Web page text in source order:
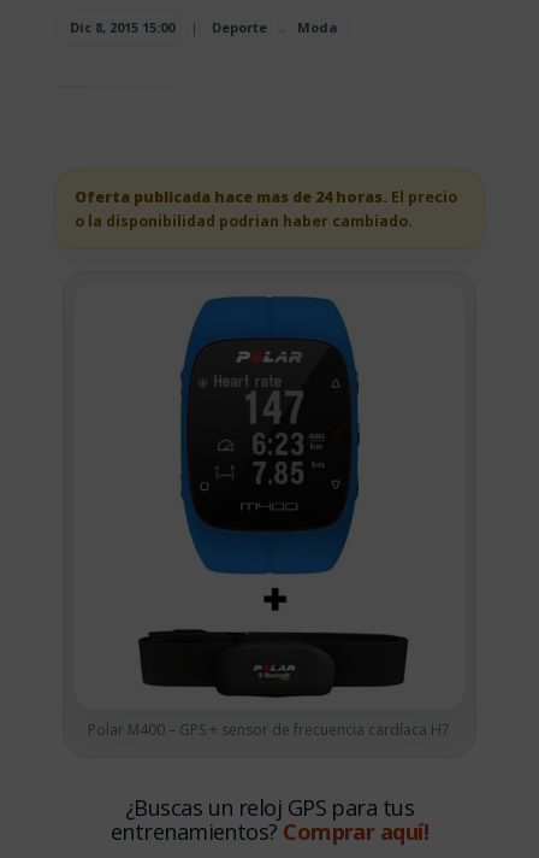
Dic 8, 2015 15:00 | Deporte , Moda
Oferta publicada hace mas de 24 horas. El precio
o la disponibilidad podrian haber cambiado.
Polar M400 – GPS + sensor de frecuencia cardíaca H7
¿Buscas un reloj GPS para tus
entrenamientos? Comprar aquí!